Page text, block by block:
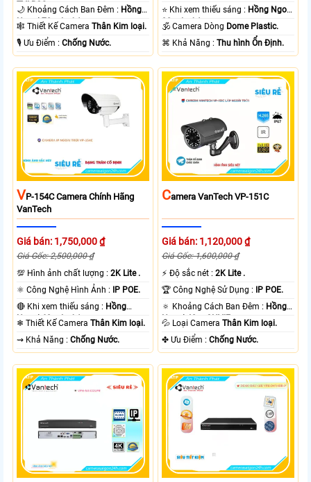
TVI BCS.
🌙 Khoảng Cách Ban Đêm : Hồng
Ngoại 70m Led Array.
🕸️ Thiết Kế CameraThân Kim loại.
️🎙 Ưu Điểm :Chống Nước.
⭐ Khi xem thiếu sáng : Hồng Ngoại
30m Led Array.
🕉️ Camera Dòng Dome Plastic.
️⌘ Khả Năng :Thu hình Ổn Định.
VP-154C Camera Chính Hãng
VanTech
Giá bán: 1,750,000 ₫
Giá Gốc: 2,500,000 ₫
💯 Hình ảnh chất lượng :2K Lite .
⚛️ Công Nghệ Hình Ảnh :
IP POE.
🔴 Khi xem thiếu sáng : Hồng
Ngoại 60m Led Array.
❄ Thiết Kế CameraThân Kim loại.
️⇝ Khả Năng :Chống Nước.
CAmera VanTech VP-151C
Giá bán: 1,120,000 ₫
Giá Gốc: 1,600,000 ₫
️⚡ Độ sắc nét :2K Lite .
🏆 Công Nghệ Sử Dụng :
IP POE.
🔅 Khoảng Cách Ban Đêm : Hồng
Ngoại 40m ONVIF.
💦 Loại CameraThân Kim loại.
️✤ Ưu Điểm :Chống Nước.